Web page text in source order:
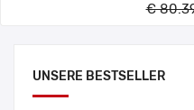
UNSERE BESTSELLER
€